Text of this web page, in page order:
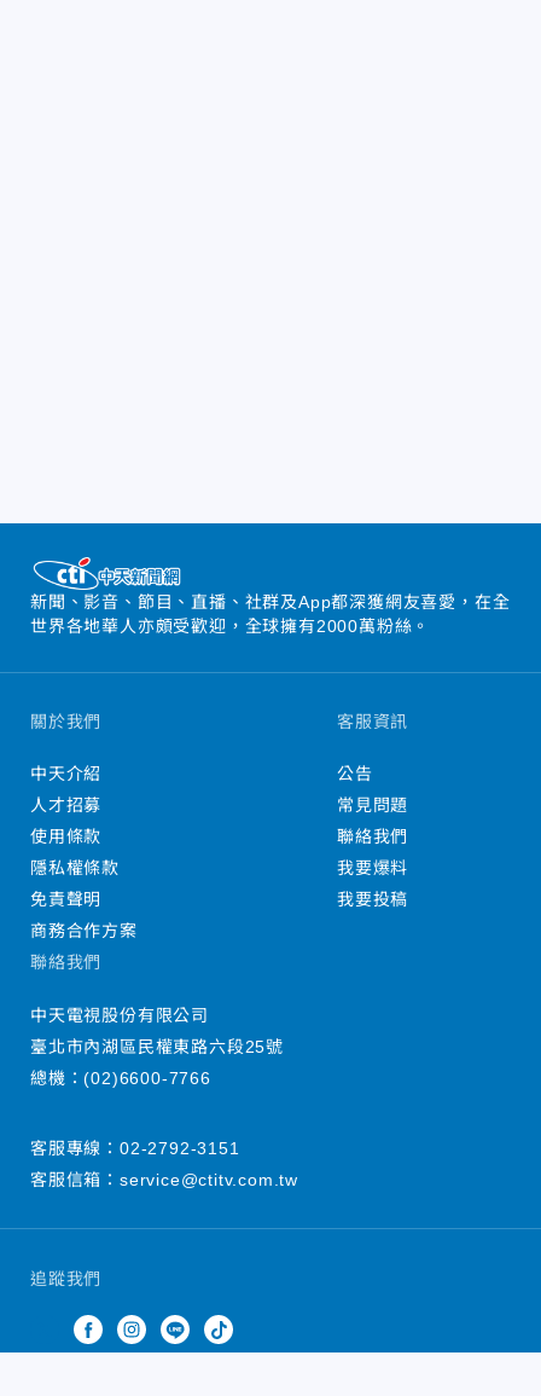
新聞、影音、節目、直播、社群及App都深獲網友喜愛，在全
世界各地華人亦頗受歡迎，全球擁有2000萬粉絲。
追蹤我們
關於我們
中天介紹
人才招募
使用條款
隱私權條款
免責聲明
商務合作方案
客服資訊
公告
常見問題
聯絡我們
我要爆料
我要投稿
聯絡我們
中天電視股份有限公司
臺北市內湖區民權東路六段25號
總機：(02)6600-7766
客服專線： 02-2792-3151
客服信箱： service@ctitv.com.tw